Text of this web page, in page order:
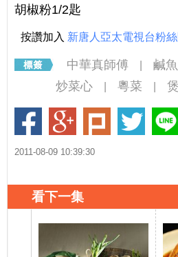
胡椒粉1/2匙
按讚加入 新唐人亞太電視台粉
中華真師傅 鹹
炒菜心
粵菜
2011-08-09 10:39:30
看下一集